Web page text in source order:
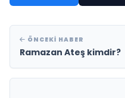
ÖNCEKI HABER
Ramazan Ateş kimdir?